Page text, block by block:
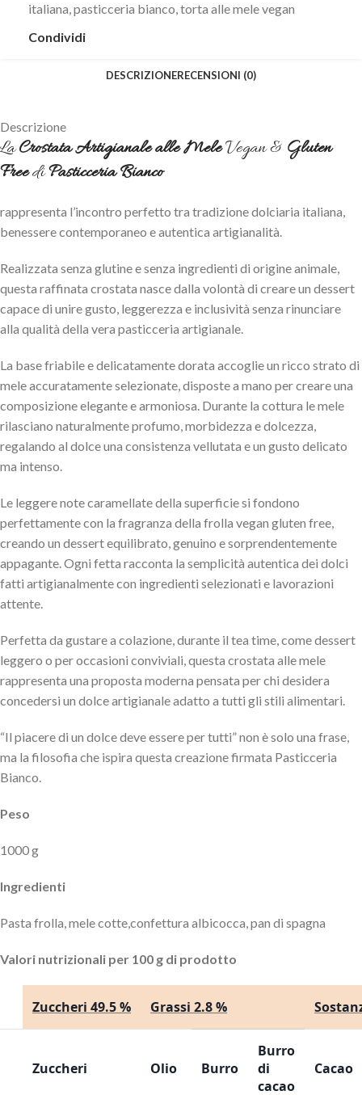
italiana,pasticceria bianco,torta alle mele vegan
Condividi
DESCRIZIONERECENSIONI (0)
Descrizione
LaCrostata Artigianalealle MeleVegan & Gluten
FreediPasticceria Bianco
rappresenta l’incontro perfetto tra tradizione dolciaria italiana,
benessere contemporaneo e autentica artigianalità.
Realizzata senza glutine e senza ingredienti di origine animale,
questa raffinata crostata nasce dalla volontà di creare un dessert
capace di unire gusto, leggerezza e inclusività senza rinunciare
alla qualità della vera pasticceria artigianale.
La base friabile e delicatamente dorata accoglie un ricco strato di
mele accuratamente selezionate, disposte a mano per creare una
composizione elegante e armoniosa. Durante la cottura le mele
rilasciano naturalmente profumo, morbidezza e dolcezza,
regalando al dolce una consistenza vellutata e un gusto delicato
ma intenso.
Le leggere note caramellate della superficie si fondono
perfettamente con la fragranza della frolla vegan gluten free,
creando un dessert equilibrato, genuino e sorprendentemente
appagante. Ogni fetta racconta la semplicità autentica dei dolci
fatti artigianalmente con ingredienti selezionati e lavorazioni
attente.
Perfetta da gustare a colazione, durante il tea time, come dessert
leggero o per occasioni conviviali, questa crostata alle mele
rappresenta una proposta moderna pensata per chi desidera
concedersi un dolce artigianale adatto a tutti gli stili alimentari.
“Il piacere di un dolce deve essere per tutti” non è solo una frase,
ma la filosofia che ispira questa creazione firmata Pasticceria
Bianco.
Peso
1000 g
Ingredienti
Pasta frolla, mele cotte,confettura albicocca, pan di spagna
Valori nutrizionali per 100 g di prodotto
Zuccheri 49.5 % Grassi 2.8 %
Zuccheri Olio Burro
Burro
di
cacao
Cacao